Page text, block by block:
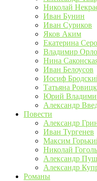
Николай
Иван Бунин
Иван Суриков
Яков Аким
Екатерина
Владимир
Нина
Иван Белоусов
Иосиф
Татьяна
Юрий
Александр
Повести
Александр
Иван Тургенев
Максим
Николай Гоголь
Александр
Александр
Романы